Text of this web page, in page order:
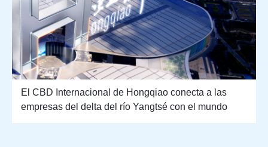
El CBD Internacional de Hongqiao conecta a las
empresas del delta del río Yangtsé con el mundo